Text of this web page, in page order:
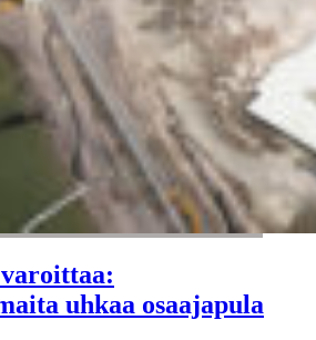
uhkaa osaajapula